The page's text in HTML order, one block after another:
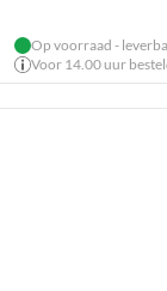
Op voorraad -
Voor 14.00 uur